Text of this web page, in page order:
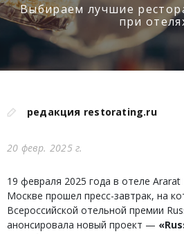
Выбираем лучшие
при
редакция restorating.ru
20 февр. 2025 г.
19 февраля 2025 года в отеле Ararat
Москве прошел пресс-завтрак, на
Всероссийской отельной премии
анонсировала новый проект —